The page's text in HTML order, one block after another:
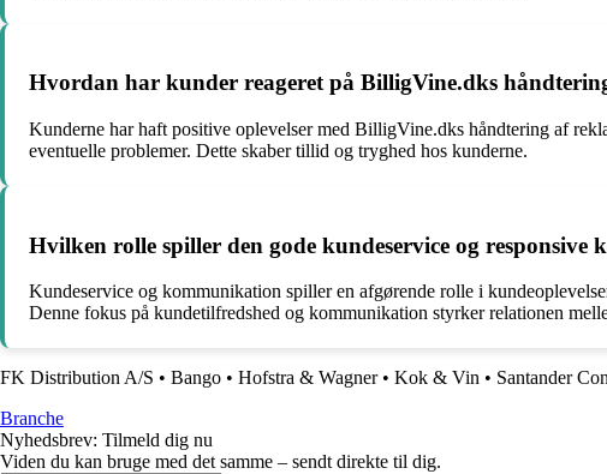
Hvordan har kunder reageret på BilligVine.dks
Kunderne har haft positive oplevelser med BilligVine.dks håndtering af
eventuelle problemer. Dette skaber tillid og tryghed hos kunderne.
Hvilken rolle spiller den gode kundeservice og
Kundeservice og kommunikation spiller en afgørende rolle i
Denne fokus på kundetilfredshed og kommunikation styrker relationen
FK Distribution A/S • Bango • Hofstra & Wagner• Kok & Vin • Santander
Branche
Nyhedsbrev: Tilmeld dig nu
Viden du kan bruge med det samme – sendt direkte til dig.